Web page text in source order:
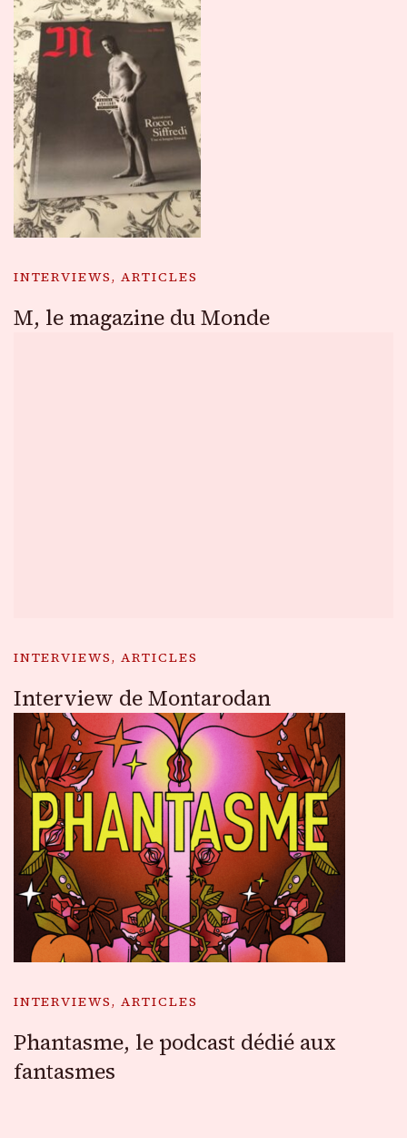
INTERVIEWS, ARTICLES
M, le magazine du Monde
INTERVIEWS, ARTICLES
Interview de Montarodan
INTERVIEWS, ARTICLES
Phantasme, le podcast dédié aux
fantasmes